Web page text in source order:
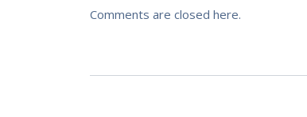
Comments are closed here.